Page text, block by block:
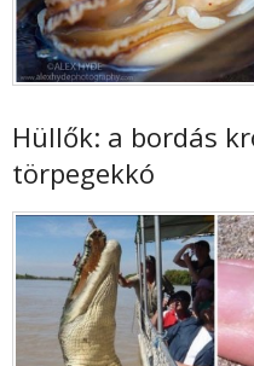
Hüllők: a bordás
törpegekkó